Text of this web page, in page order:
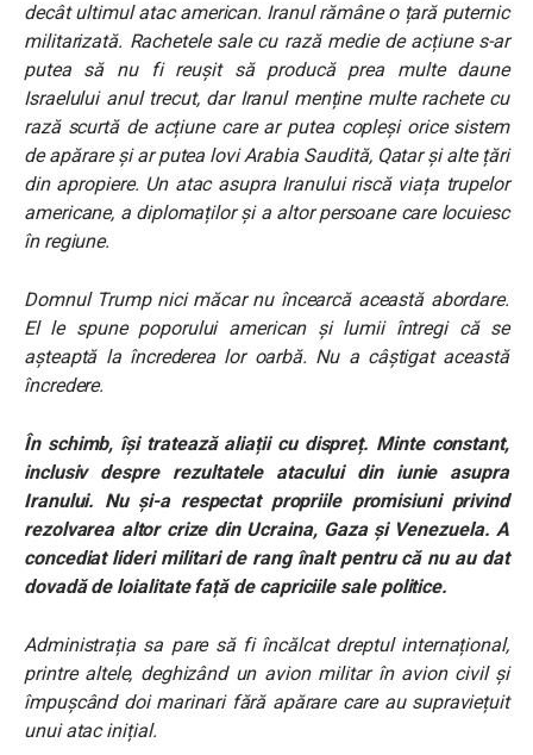
decât ultimul atac american. Iranul rămâne o țară puternic
militarizată. Rachetele sale cu rază medie de acțiune s-ar
putea să nu fi reușit să producă prea multe daune
Israelului anul trecut, dar Iranul menține multe rachete cu
rază scurtă de acțiune care ar putea copleși orice sistem
de apărare și ar putea lovi Arabia Saudită, Qatar și alte țări
din apropiere. Un atac asupra Iranului riscă viața trupelor
americane, a diplomaților și a altor persoane care locuiesc
în regiune.
Domnul Trump nici măcar nu încearcă această abordare.
El le spune poporului american și lumii întregi că se
așteaptă la încrederea lor oarbă. Nu a câștigat această
încredere.
În schimb, își tratează aliații cu dispreț. Minte constant,
inclusiv despre rezultatele atacului din iunie asupra
Iranului. Nu și-a respectat propriile promisiuni privind
rezolvarea altor crize din Ucraina, Gaza și Venezuela. A
concediat lideri militari de rang înalt pentru că nu au dat
dovadă de loialitate față de capriciile sale politice.
Administrația sa pare să fi încălcat dreptul internațional,
printre altele, deghizând un avion militar în avion civil și
împușcând doi marinari fără apărare care au supraviețuit
unui atac inițial.